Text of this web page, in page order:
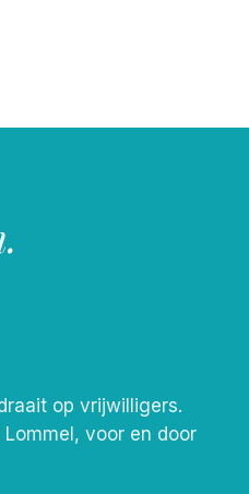
op vrijwilligers.
voor en door